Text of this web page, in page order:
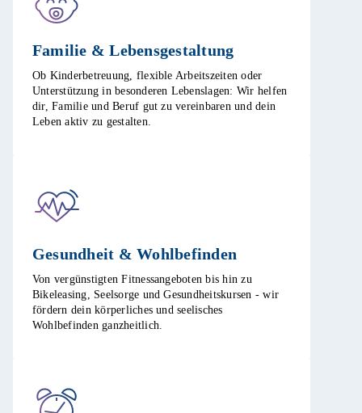
Familie & Lebensgestaltung​
Ob Kinderbetreuung, flexible Arbeitszeiten oder
Unterstützung in besonderen Lebenslagen: Wir helfen
dir, Familie und Beruf gut zu vereinbaren und dein
Leben aktiv zu gestalten. ​
Gesundheit & Wohlbefinden​
Von vergünstigten Fitnessangeboten bis hin zu
Bikeleasing, Seelsorge und Gesundheitskursen - wir
fördern dein körperliches und seelisches
Wohlbefinden ganzheitlich.​